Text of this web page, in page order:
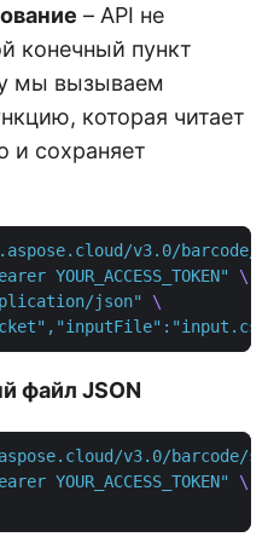
– API не
конечный пункт
мы вызываем
которая читает
и сохраняет
v3.0/barcode/
YOUR_ACCESS_TOKEN"
json"
файл JSON
v3.0/
YOUR_ACCESS_TOKEN"